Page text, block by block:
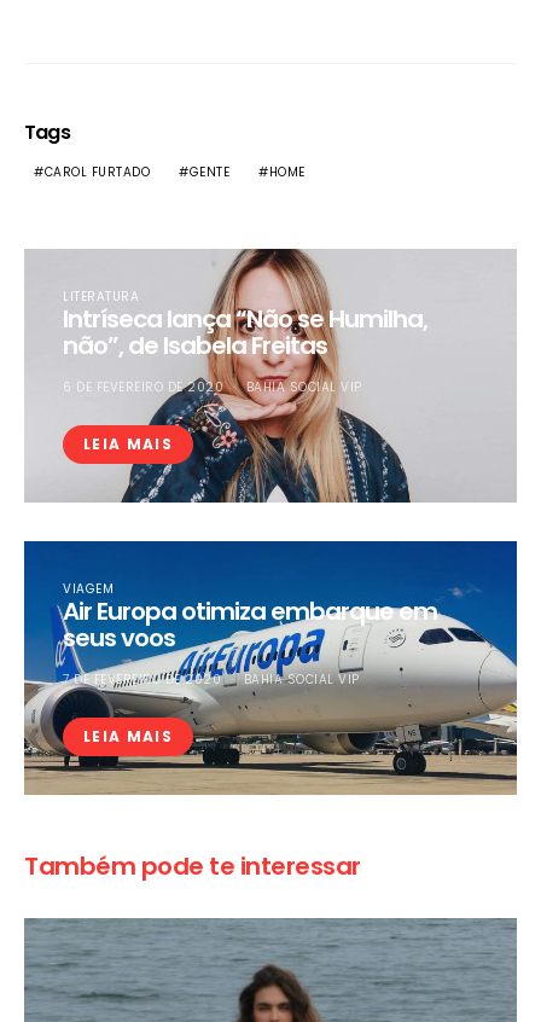
Tags
CAROL FURTADO GENTE HOME
LITERATURA
Intríseca lança “Não se Humilha,
não”, de Isabela Freitas
6 DE FEVEREIRO DE 2020 BAHIA SOCIAL VIP
LEIA MAIS
VIAGEM
Air Europa otimiza embarque em
seus voos
7 DE FEVEREIRO DE 2020 BAHIA SOCIAL VIP
LEIA MAIS
Também pode te interessar